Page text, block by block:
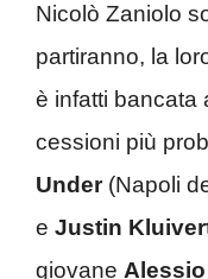
Nicolò Zaniolo
partiranno, la
è infatti bancata
cessioni più
Under(Napoli
e Justin
giovane